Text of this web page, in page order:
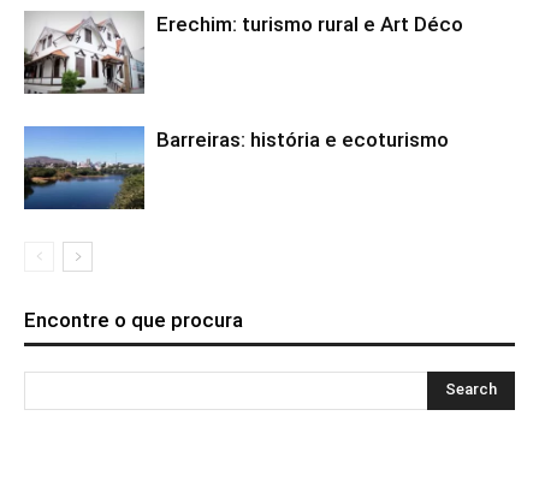
Erechim: turismo rural e Art Déco
Barreiras: história e ecoturismo
Encontre o que procura